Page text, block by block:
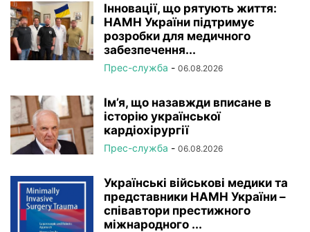
Інновації, що рятують життя:
НАМН України підтримує
розробки для медичного
забезпечення...
Прес-служба - 06.08.2026
Ім’я, що назавжди вписане в
історію української
кардіохірургії
Прес-служба - 06.08.2026
Українські військові медики та
представники НАМН України –
співавтори престижного
міжнародного ...